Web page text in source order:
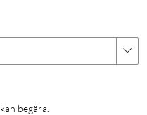
begära.